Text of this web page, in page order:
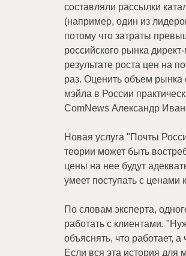
составляли рассылки
(например, один из
потому что затраты
российского рынка
результате роста цен на
раз. Оценить объем рынка
мэйла в России
ComNews Александр
Новая услуга "Почты
теории может быть
цены на нее будут
умеет поступать с ценами
По словам эксперта,
работать с клиентами.
объяснять, что работает,
Если вся эта история для